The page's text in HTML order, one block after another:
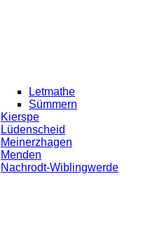
Letmathe
Sümmern
Kierspe
Lüdenscheid
Meinerzhagen
Menden
Nachrodt-Wiblingwerde